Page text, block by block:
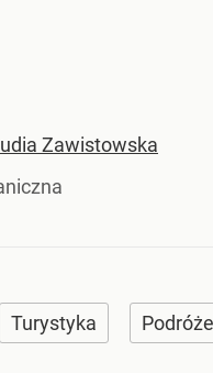
Zawistowska
Turystyka Podróże